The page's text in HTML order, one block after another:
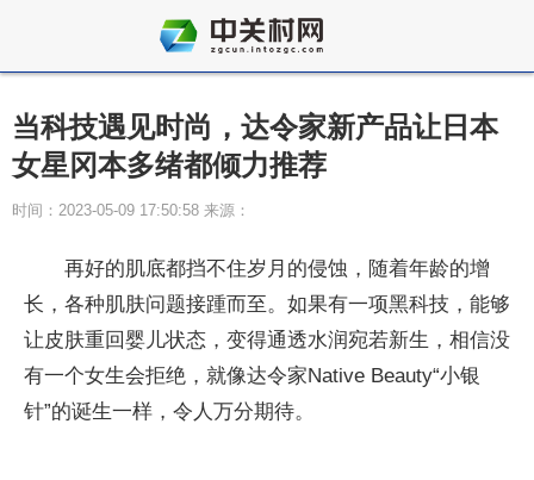
当科技遇见时尚，达令家新产品让日本
女星冈本多绪都倾力推荐
时间：2023-05-09 17:50:58 来源：
再好的肌底都挡不住岁月的侵蚀，随着年龄的增
长，各种肌肤问题接踵而至。如果有一项黑科技，能够
让皮肤重回婴儿状态，变得通透水润宛若新生，相信没
有一个女生会拒绝，就像达令家Native Beauty“小银
针”的诞生一样，令人万分期待。